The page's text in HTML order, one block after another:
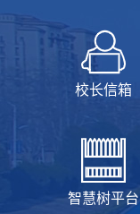
校长信箱
智慧树平台